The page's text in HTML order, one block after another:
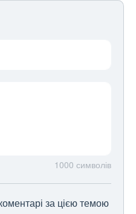
1000 символів
за цією темою